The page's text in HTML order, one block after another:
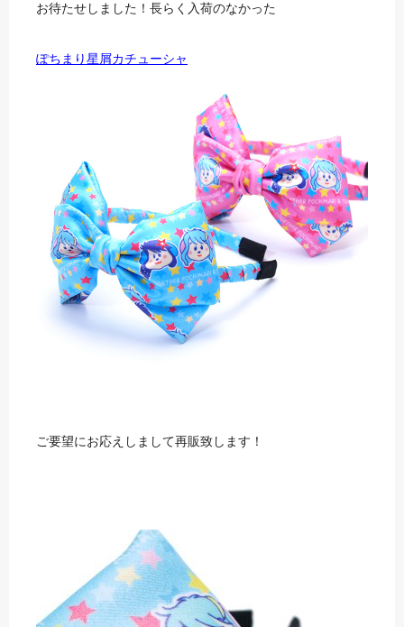
お待たせしました！長らく入荷のなかった
ぽちまり星屑カチューシャ
ご要望にお応えしまして再販致します！